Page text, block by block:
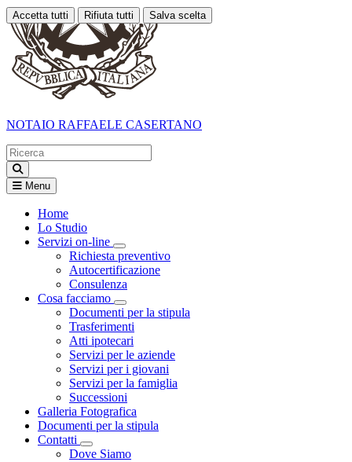
Accetta tutti Rifiuta tutti Salva scelta
Loading...
NOTAIO RAFFAELE CASERTANO
Menu
Home
Lo Studio
Servizi on-line
Visualizza menù di secondo livello
Richiesta preventivo
Autocertificazione
Consulenza
Cosa facciamo
Visualizza menù di secondo livello
Documenti per la stipula
Trasferimenti
Atti ipotecari
Servizi per le aziende
Servizi per i giovani
Servizi per la famiglia
Successioni
Galleria Fotografica
Documenti per la stipula
Contatti
Visualizza menù di secondo livello
Dove Siamo